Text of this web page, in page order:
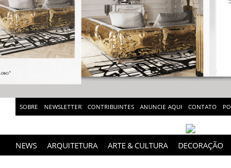
SOBRE NEWSLETTER CONTRIBUINTES ANUNCIE AQUI CONTATO
NEWS ARQUITETURA ARTE & CULTURA DECORAÇÃO